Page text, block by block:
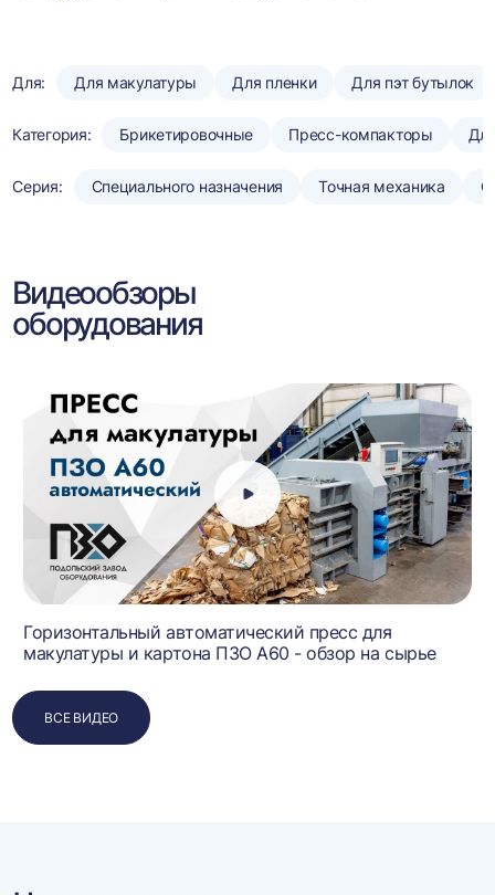
Для: Для макулатуры Для пленки Для пэт бутылок
Категория: Брикетировочные Пресс-компакторы
Серия: Специального назначения Точная механика
Видеообзоры
оборудования
Горизонтальный автоматический пресс для
макулатуры и картона ПЗО А60 - обзор на сырье
ВСЕ ВИДЕО